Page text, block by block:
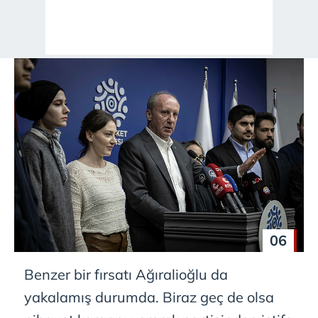
06
Benzer bir fırsatı Ağıralioğlu da
yakalamış durumda. Biraz geç de olsa